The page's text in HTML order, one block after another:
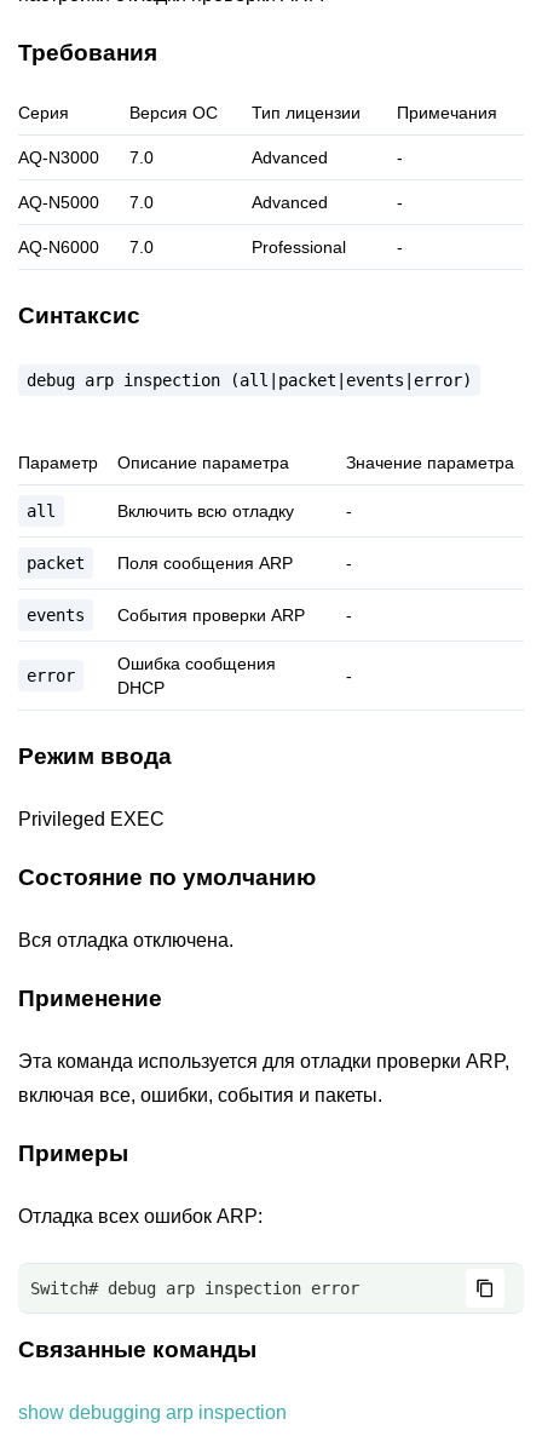
Требования
Серия Версия ОС Тип лицензии Примечания
AQ-N3000 7.0 Advanced -
AQ-N5000 7.0 Advanced -
AQ-N6000 7.0 Professional -
Синтаксис
debug arp inspection (all|packet|events|error)
Параметр Описание параметра Значение параметра
all Включить всю отладку -
packet Поля сообщения ARP -
events События проверки ARP -
error
Ошибка сообщения
DHCP
-
Режим ввода
Privileged EXEC
Состояние по умолчанию
Вся отладка отключена.
Применение
Эта команда используется для отладки проверки ARP,
включая все, ошибки, события и пакеты.
Примеры
Отладка всех ошибок ARP:
Switch# debug arp inspection error
Связанные команды
show debugging arp inspection